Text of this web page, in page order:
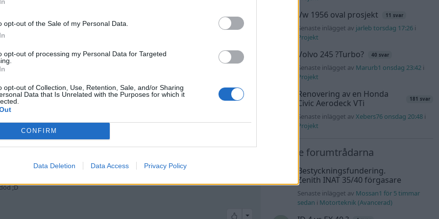
opt-out of the Sale of my Personal Data.
opt-out of processing my Personal Data for Targeted
opt-out of Collection, Use, Retention, Sale, and/or Sharing
Data that Is Unrelated with the Purposes for which it
CONFIRM
Data Deletion Data Access Privacy Policy
oskattat samt obesiktigat?
köra 30.3km/h för fort på 70-sträcka med överträdsel av spärrlinje
;D
All reactions
Vw 1956 oval prosjekt 11 svar
Senaste inlägget av jarleb torsdag 17:26 i
Projekt
Volvo 245 ?Turbo? 40 svar
Senaste inlägget av Marurb1 onsdag 23:42 i
Projekt
Renovering av en Honda
Civic Aerodeck VTi
181 svar
Senaste inlägget avXebers76 onsdag 20:48 i
Projekt
Nyaste forumtrådarna
Bestyckningsfundering.
Zenith INAT 35/40 förgasare
Senaste inlägget av Mossan1 för 5 timmar
sedan i Motorteknik (Avancerad)